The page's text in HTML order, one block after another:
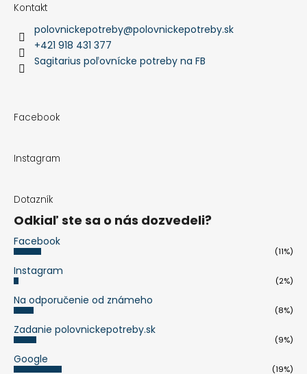
RHINO
PHPN004
€112,30
Kontakt
polovnickepotreby@polovnickepotreby.sk
+421 918 431 377
Sagitarius poľovnícke potreby na FB
Facebook
Instagram
Dotazník
Odkiaľ ste sa o nás dozvedeli?
Facebook
(11%)
Instagram
(2%)
Na odporučenie od známeho
(8%)
Zadanie polovnickepotreby.sk
(9%)
Google
(19%)